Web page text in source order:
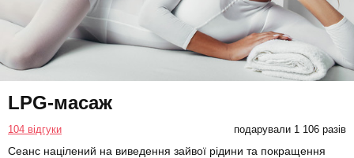
LPG-масаж
104 відгуки подарували 1 106 разів
Сеанс націлений на виведення зайвої рідини та покращення